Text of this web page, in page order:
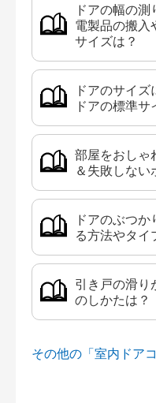
ドアの幅の
電製品の搬入
サイズは？
ドアのサイ
ドアの標準サ
部屋をおしゃ
＆失敗しない
ドアのぶつ
る方法やタイ
引き戸の滑り
のしかたは？
その他の「室内ドア